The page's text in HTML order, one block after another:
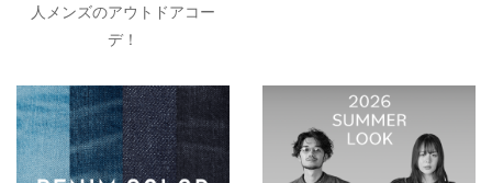
人メンズのアウトドアコー
デ！